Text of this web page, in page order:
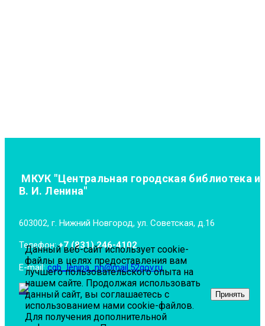
МКУК "Центральная городская библиотека
В. И. Ленина"
603002, г. Нижний Новгород, ул. Советская, д.16
Телефон:+7 (831) 246-4102
E-mail:cgb_lenina_nn@mail.52gov.ru
Данный веб-сайт использует cookie-
файлы в целях предоставления вам
лучшего пользовательского опыта на
нашем сайте. Продолжая использовать
данный сайт, вы соглашаетесь с
использованием нами cookie-файлов.
Для получения дополнительной
Принять